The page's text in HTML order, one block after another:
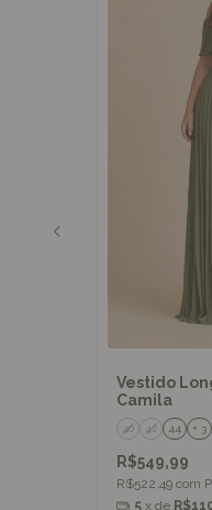
Vestido
Camila
40 42 44 + 3
R$549,99
R$522,49 com
5 x de